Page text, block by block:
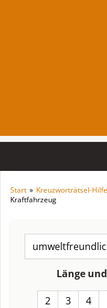
Start » Kreuzworträtsel-Hilfe
Kraftfahrzeug
Länge
2 3 4